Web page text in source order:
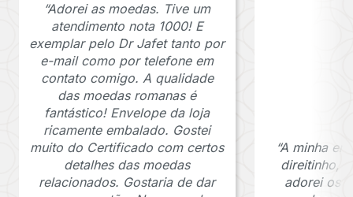
“Adorei as moedas. Tive um
atendimento nota 1000! E
exemplar pelo Dr Jafet tanto por
e-mail como por telefone em
contato comigo. A qualidade
das moedas romanas é
fantástico! Envelope da loja
ricamente embalado. Gostei
muito do Certificado com certos
detalhes das moedas
relacionados. Gostaria de dar
“A minha
direitinho,
adorei os